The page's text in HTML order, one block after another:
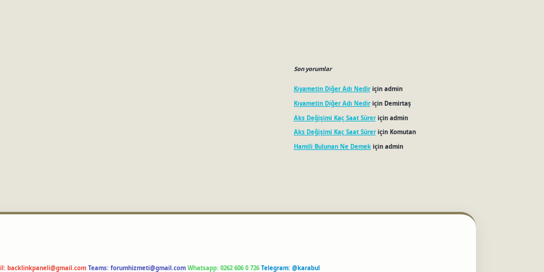
Son yorumlar
Kıyametin Diğer Adı Nediriçin admin
Kıyametin Diğer Adı Nediriçin Demirtaş
Aks Değişimi Kaç Saat Süreriçin admin
Aks Değişimi Kaç Saat Süreriçin Komutan
Hamili Bulunan Ne Demekiçin admin
backlinkpaneli@gmail.com Teams: forumhizmeti@gmail.com Whatsapp: 0262 606 0 726 Telegram: @karabul